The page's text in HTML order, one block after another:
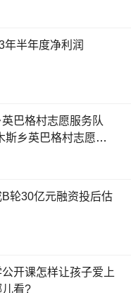
年半年度净利润
巴格村志愿服务队
斯乡英巴格村志愿服
轮30亿元融资投后估
开课怎样让孩子爱上
看?